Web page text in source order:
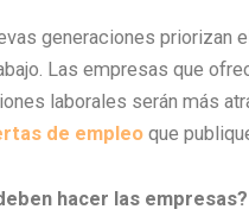
generaciones priorizan
Las empresas que
laborales serán más
de empleo que
hacer las empresas?